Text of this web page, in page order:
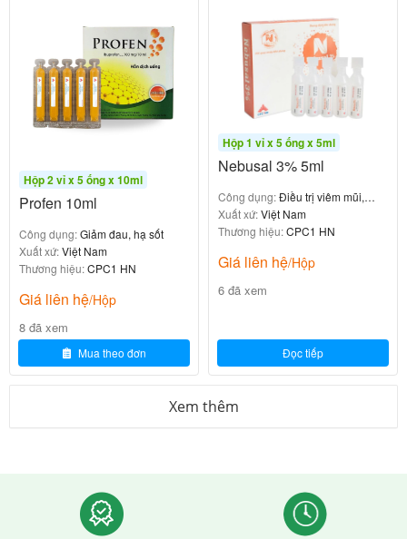
ĩ,
vi
ê
m
n
g
ài.
u
ch
uẩ
n
G
ở l
ê
n.
á
n
ph
ý,
hà
ả
n
Hộp 2 vỉ x 5 ống x 10ml
Profen 10ml
Công dụng:Giảm đau, hạ sốt
Xuất xứ:Việt Nam
Thương hiệu:CPC1 HN
Giá liên hệ/Hộp
8 đã xem
Mua theo đơn
Hộp 1 vỉ x 5 ống x 5ml
Nebusal 3% 5ml
Công dụng:Điều trị viêm mũi,
viêm xoang, nghẹt mũi
Xuất xứ:Việt Nam
Thương hiệu:CPC1 HN
Giá liên hệ/Hộp
6 đã xem
Đọc tiếp
Xem thêm